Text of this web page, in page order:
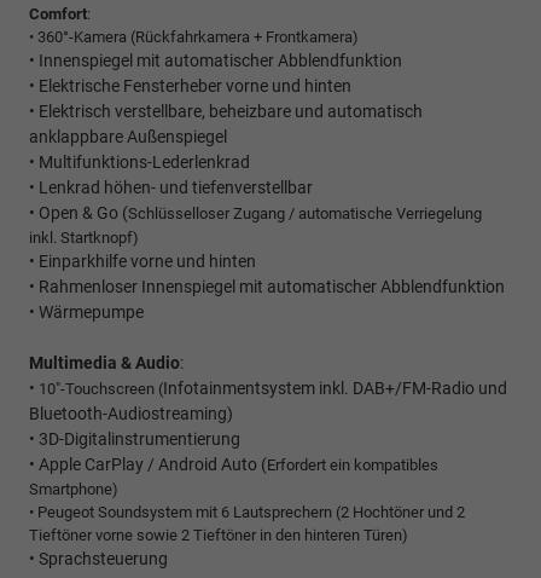
Comfort:
• 360°-Kamera (Rückfahrkamera + Frontkamera)
• Innenspiegel mit automatischer Abblendfunktion
• Elektrische Fensterheber vorne und hinten
• Elektrisch verstellbare, beheizbare und automatisch
anklappbare Außenspiegel
• Multifunktions-Lederlenkrad
• Lenkrad höhen- und tiefenverstellbar
• Open & Go (Schlüsselloser Zugang / automatische Verriegelung
inkl. Startknopf)
• Einparkhilfe vorne und hinten
• Rahmenloser Innenspiegel mit automatischer Abblendfunktion
• Wärmepumpe
Multimedia & Audio:
• 10"-Touchscreen (Infotainmentsystem inkl. DAB+/FM-Radio und
Bluetooth-Audiostreaming)
• 3D-Digitalinstrumentierung
• Apple CarPlay / Android Auto (Erfordert ein kompatibles
Smartphone)
• Peugeot Soundsystem mit 6 Lautsprechern (2 Hochtöner und 2
Tieftöner vorne sowie 2 Tieftöner in den hinteren Türen)
• Sprachsteuerung